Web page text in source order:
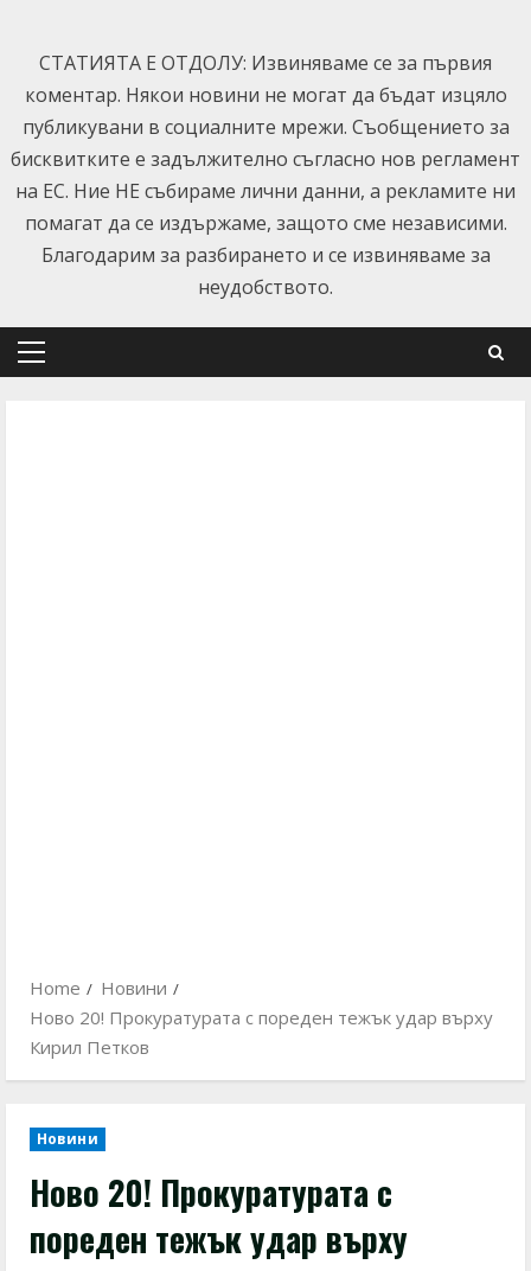
content
СТАТИЯТА Е ОТДОЛУ: Извиняваме се за първия
коментар. Някои новини не могат да бъдат изцяло
публикувани в социалните мрежи. Съобщението за
бисквитките е задължително съгласно нов регламент
на ЕС. Ние НЕ събираме лични данни, а рекламите ни
помагат да се издържаме, защото сме независими.
Благодарим за разбирането и се извиняваме за
неудобството.
Primary
Home
Новини
Ново 20! Прокуратурата с пореден тежък удар върху
Кирил Петков
Новини
Ново 20! Прокуратурата с
пореден тежък удар върху